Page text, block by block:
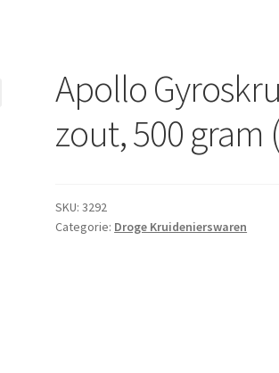
Apollo
zout, 500 gram
SKU:3292
Categorie: Droge Kruidenierswaren